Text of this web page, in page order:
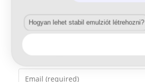
your
name
Enter
Hogyan lehet stabil emulziót létrehozni?